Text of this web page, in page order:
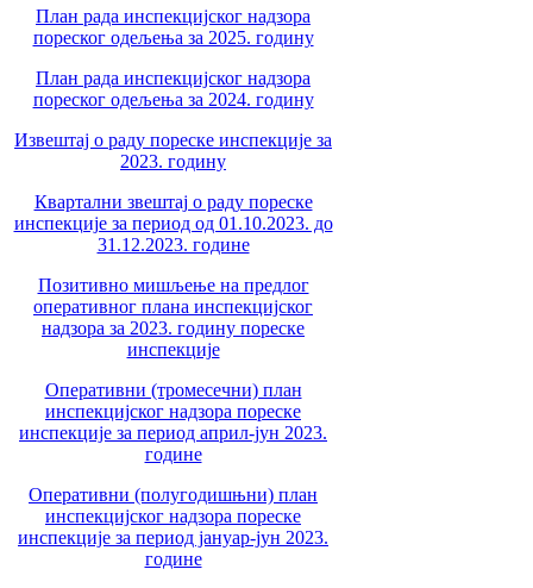
План рада инспекцијског надзора
пореског одељења за 2025. годину
План рада инспекцијског надзора
пореског одељења за 2024. годину
Извештај о раду пореске инспекције за
2023. годину
Квартални звештај о раду пореске
инспекције за период од 01.10.2023. до
31.12.2023. године
Позитивно мишљење на предлог
оперативног плана инспекцијског
надзора за 2023. годину пореске
инспекције
Оперативни (тромесечни) план
инспекцијског надзора пореске
инспекције за период април-јун 2023.
године
Оперативни (полугодишњни) план
инспекцијског надзора пореске
инспекције за период јануар-јун 2023.
године